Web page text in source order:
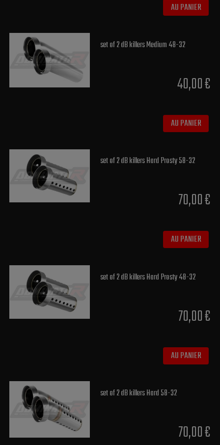
AU PANIER
set of 2 dB killers Medium 48-32
40,00 €
AU PANIER
set of 2 dB killers Hard Prosty 58-32
70,00 €
AU PANIER
set of 2 dB killers Hard Prosty 48-32
70,00 €
AU PANIER
set of 2 dB killers Hard 58-32
70,00 €